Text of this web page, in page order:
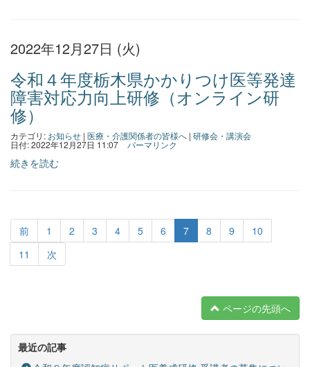
2022年12月27日 (火)
令和４年度栃木県かかりつけ医等発達
障害対応力向上研修（オンライン研
修）
カテゴリ: お知らせ | 医療・介護関係者の皆様へ | 研修会・講演会
日付: 2022年12月27日 11:07 パーマリンク
続きを読む
前 1 2 3 4 5 6 7 8 9
10
11
次
ページの先頭へ
最近の記事